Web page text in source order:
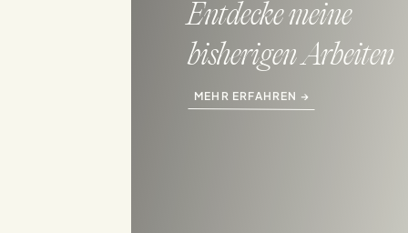
MEHR ERFAHREN →
Entdecke meine
bisherigen Arbeiten